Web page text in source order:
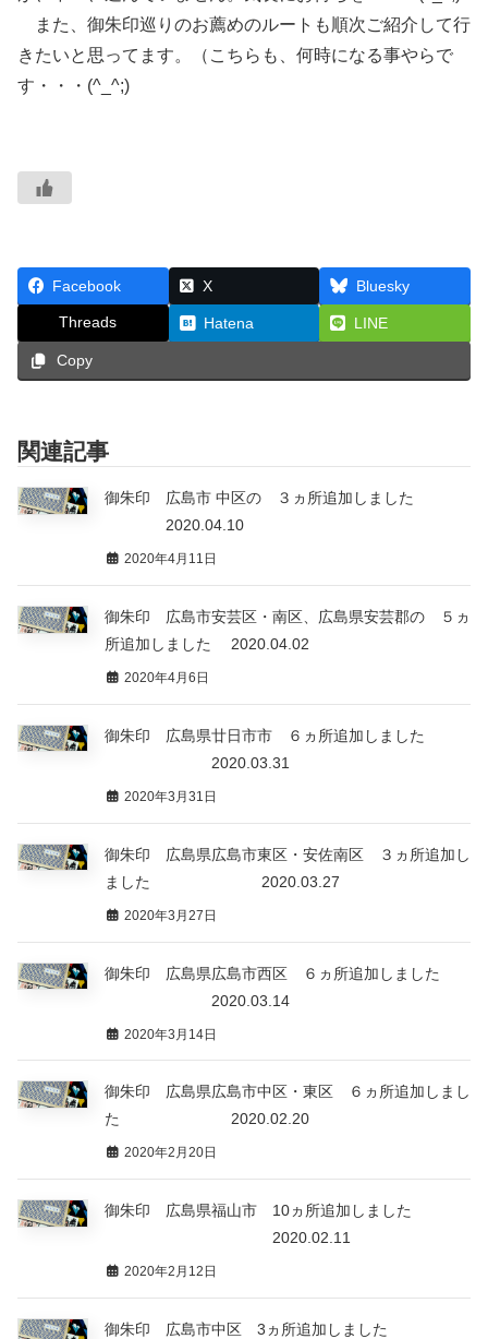
また、御朱印巡りのお薦めのルートも順次ご紹介して行
きたいと思ってます。（こちらも、何時になる事やらで
す・・・(^_^;)
Facebook X Bluesky
Threads Hatena LINE
Copy
関連記事
御朱印 広島市 中区の ３ヵ所追加しました
2020.04.10
2020年4月11日
御朱印 広島市安芸区・南区、広島県安芸郡の ５ヵ
所追加しました 2020.04.02
2020年4月6日
御朱印 広島県廿日市市 ６ヵ所追加しました
2020.03.31
2020年3月31日
御朱印 広島県広島市東区・安佐南区 ３ヵ所追加し
ました 2020.03.27
2020年3月27日
御朱印 広島県広島市西区 ６ヵ所追加しました
2020.03.14
2020年3月14日
御朱印 広島県広島市中区・東区 ６ヵ所追加しまし
た 2020.02.20
2020年2月20日
御朱印 広島県福山市 10ヵ所追加しました
2020.02.11
2020年2月12日
御朱印 広島市中区 3ヵ所追加しました